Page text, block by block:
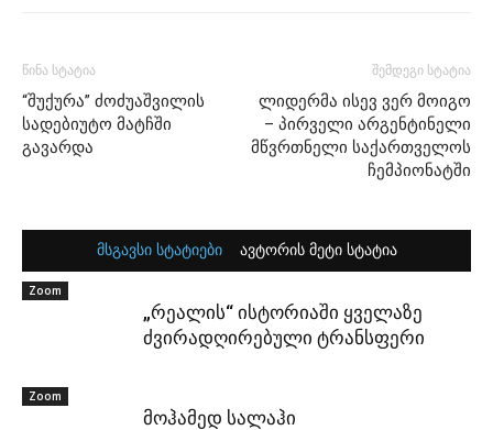
წინა სტატია
“შუქურა” ძოძუაშვილის
სადებიუტო მატჩში
გავარდა
შემდეგი სტატია
ლიდერმა ისევ ვერ მოიგო
– პირველი არგენტინელი
მწვრთნელი საქართველოს
ჩემპიონატში
მსგავსი სტატიები ავტორის მეტი სტატია
Zoom
„რეალის“ ისტორიაში ყველაზე
ძვირადღირებული ტრანსფერი
Zoom
მოჰამედ სალაჰი